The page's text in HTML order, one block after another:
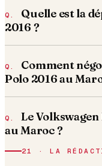
Quelle est la
2016 ?
Comment
Polo 2016 au
Le
au Maroc ?
21 · LA